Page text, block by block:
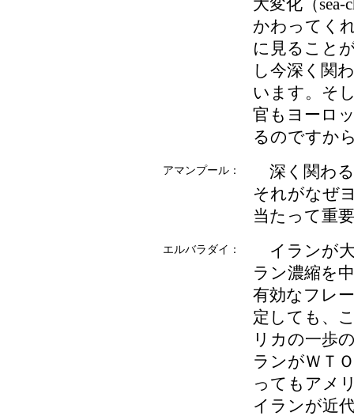
大変化（
かわってく
に見ること
し今深く関
います。そ
官もヨーロ
るのですか
アマンプール：
深く関わ
それがなぜ
当たって重
エルバラダイ：
イランが
ラン濃縮を
有効なフレ
定しても、
リカの一歩
ランがＷＴ
ってもアメ
イランが近